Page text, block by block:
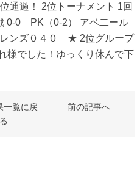
通過！ 2位トーナメント 1回
0 PK（0-2） アベ二ール
ンズ０４０ ★ 2位グループ
様でした！ゆっくり休んで下
一覧に戻
る
前の記事へ